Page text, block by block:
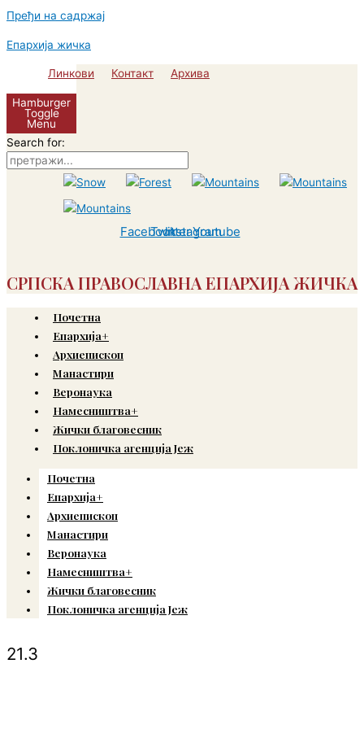
Пређи на садржај
Епархија жичка
Линкови Контакт Архива
Hamburger
Toggle
Menu
Search for:
Facebook
Twitter
Instagram
Youtube
СРПСКА ПРАВОСЛАВНА ЕПАРХИЈА ЖИЧКА
Почетна
Епархија+
Архиепископ
Манастири
Веронаука
Намесништва+
Жички благовесник
Поклоничка агенција Јеж
Почетна
Епархија+
Архиепископ
Манастири
Веронаука
Намесништва+
Жички благовесник
Поклоничка агенција Јеж
21.3